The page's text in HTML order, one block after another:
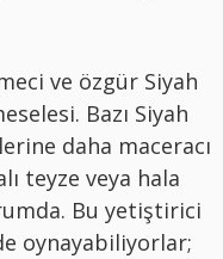
ve özgür Siyah
Bazı Siyah
daha maceracı
teyze veya hala
Bu yetiştirici
oynayabiliyorlar;